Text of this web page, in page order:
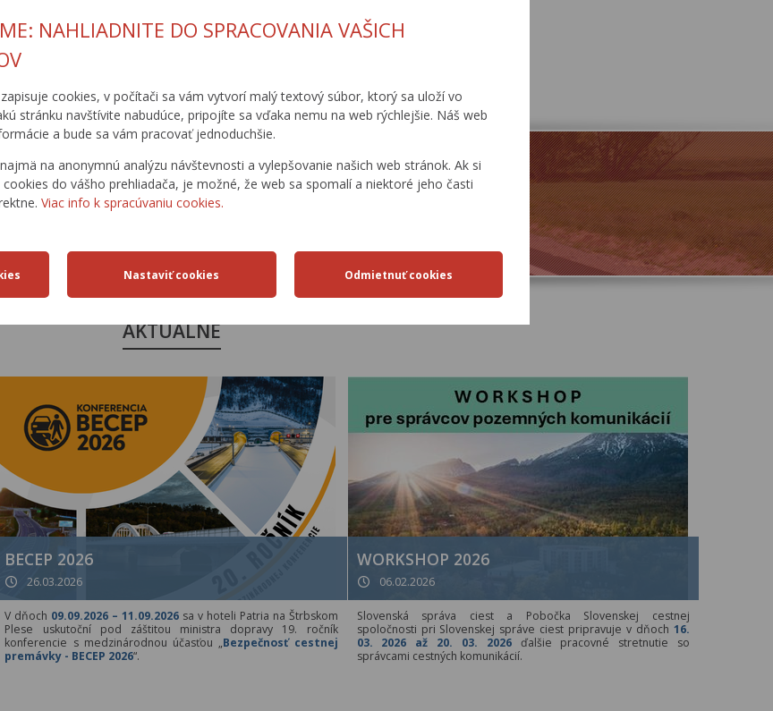
NAHLIADNITE DO SPRACOVANIA VAŠICH
cookies, v počítači sa vám vytvorí malý textový súbor, ktorý sa uloží vo
stránku navštívite nabudúce, pripojíte sa vďaka nemu na web rýchlejšie. Náš web
a bude sa vám pracovať jednoduchšie.
na anonymnú analýzu návštevnosti a vylepšovanie našich web stránok. Ak si
do vášho prehliadača, je možné, že web sa spomalí a niektoré jeho časti
Viac info k spracúvaniu cookies.
/ Aktualizované: 17.5.2016
AKTUÁLNE
BECEP 2026
26.03.2026
V dňoch 09.09.2026 – 11.09.2026 sa v hoteli Patria na Štrbskom
Plese uskutoční pod záštitou ministra dopravy 19. ročník
konferencie s medzinárodnou účasťou „Bezpečnosť cestnej
premávky - BECEP 2026“.
WORKSHOP 2026
06.02.2026
Slovenská správa ciest a Pobočka Slovenskej cestnej
spoločnosti pri Slovenskej správe ciest pripravuje v dňoch 16.
03. 2026 až 20. 03. 2026ďalšie pracovné stretnutie so
správcami cestných komunikácií.